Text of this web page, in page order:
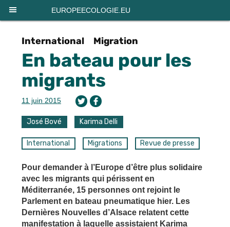
EUROPEECOLOGIE.EU
International Migration
En bateau pour les
migrants
11 juin 2015
José Bové Karima Delli
International Migrations Revue de presse
Pour demander à l’Europe d’être plus solidaire
avec les migrants qui périssent en
Méditerranée, 15 personnes ont rejoint le
Parlement en bateau pneumatique hier. Les
Dernières Nouvelles d’Alsace relatent cette
manifestation à laquelle assistaient Karima